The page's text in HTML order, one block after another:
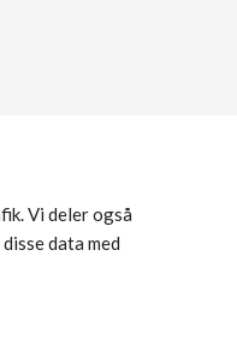
Vi deler også
data med